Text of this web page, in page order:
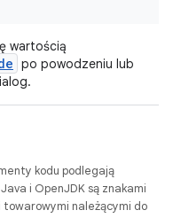
wartością
po powodzeniu lub
kodu podlegają
Java i OpenJDK są znakami
należącymi do